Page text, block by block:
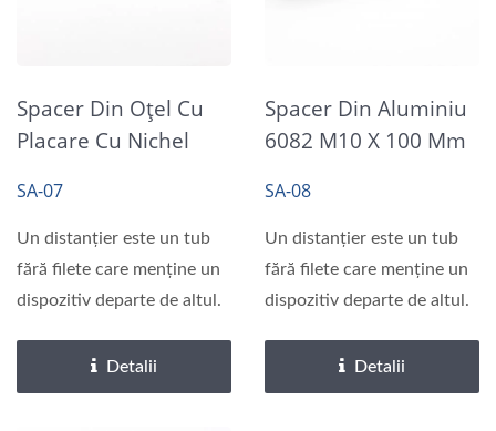
Spacer Din Oțel Cu
Placare Cu Nichel
SA-07
Un distanțier este un tub
fără filete care menține un
dispozitiv departe de altul.
Detalii
Spacer Din Aluminiu
6082 M10 X 100 Mm
SA-08
Un distanțier este un tub
fără filete care menține un
dispozitiv departe de altul.
Detalii